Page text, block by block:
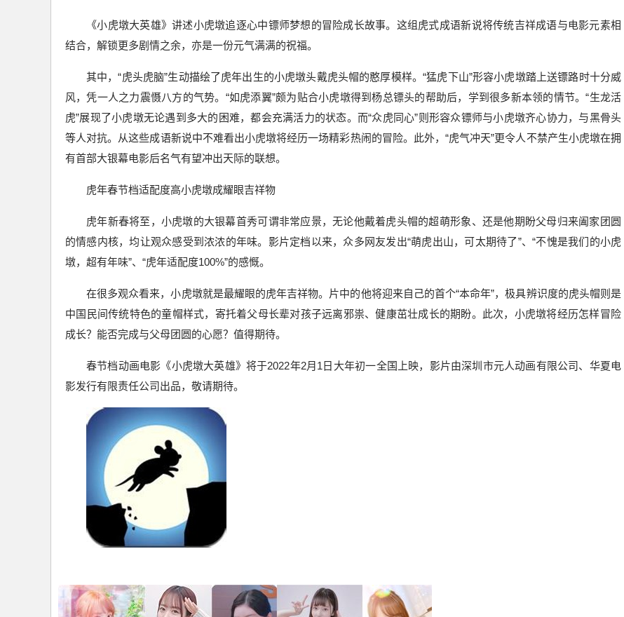
《小虎墩大英雄》讲述小虎墩追逐心中镖师梦想的冒险成长故事。这组虎式成语新说将传统吉祥成语与电影元素相
结合，解锁更多剧情之余，亦是一份元气满满的祝福。
其中，“虎头虎脑”生动描绘了虎年出生的小虎墩头戴虎头帽的憨厚模样。“猛虎下山”形容小虎墩踏上送镖路时十分威
风，凭一人之力震慑八方的气势。“如虎添翼”颇为贴合小虎墩得到杨总镖头的帮助后，学到很多新本领的情节。“生龙活
虎”展现了小虎墩无论遇到多大的困难，都会充满活力的状态。而“众虎同心”则形容众镖师与小虎墩齐心协力，与黑骨头
等人对抗。从这些成语新说中不难看出小虎墩将经历一场精彩热闹的冒险。此外，“虎气冲天”更令人不禁产生小虎墩在拥
有首部大银幕电影后名气有望冲出天际的联想。
虎年春节档适配度高小虎墩成耀眼吉祥物
虎年新春将至，小虎墩的大银幕首秀可谓非常应景，无论他戴着虎头帽的超萌形象、还是他期盼父母归来阖家团圆
的情感内核，均让观众感受到浓浓的年味。影片定档以来，众多网友发出“萌虎出山，可太期待了”、“不愧是我们的小虎
墩，超有年味”、“虎年适配度100%”的感慨。
在很多观众看来，小虎墩就是最耀眼的虎年吉祥物。片中的他将迎来自己的首个“本命年”，极具辨识度的虎头帽则是
中国民间传统特色的童帽样式，寄托着父母长辈对孩子远离邪祟、健康茁壮成长的期盼。此次，小虎墩将经历怎样冒险
成长？能否完成与父母团圆的心愿？值得期待。
春节档动画电影《小虎墩大英雄》将于2022年2月1日大年初一全国上映，影片由深圳市元人动画有限公司、华夏电
影发行有限责任公司出品，敬请期待。